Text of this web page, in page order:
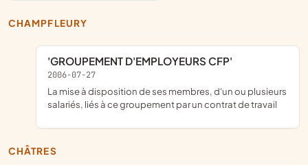
CHAMPFLEURY
'GROUPEMENT D'EMPLOYEURS CFP'
2006-07-27
la mise à disposition de ses membres, d'un ou plusieurs
salariés, liés à ce groupement par un contrat de travail
CHÂTRES